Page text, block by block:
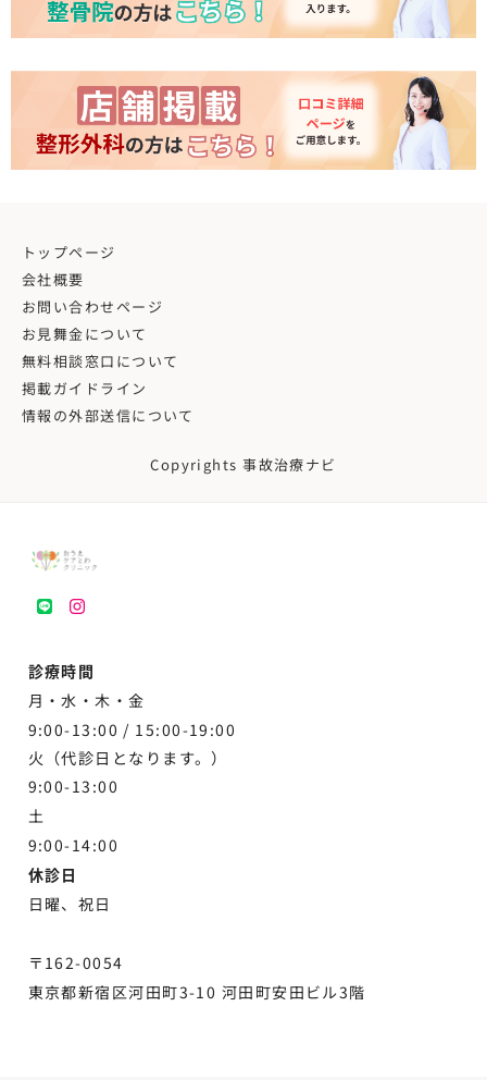
トップページ
会社概要
お問い合わせページ
お見舞金について
無料相談窓口について
掲載ガイドライン
情報の外部送信について
Copyrights 事故治療ナビ
LINEinstagram
診療時間
月・水・木・金
9:00-13:00 / 15:00-19:00
火（代診日となります。）
9:00-13:00
土
9:00-14:00
休診日
日曜、祝日
〒162-0054
東京都新宿区河田町3-10 河田町安田ビル3階